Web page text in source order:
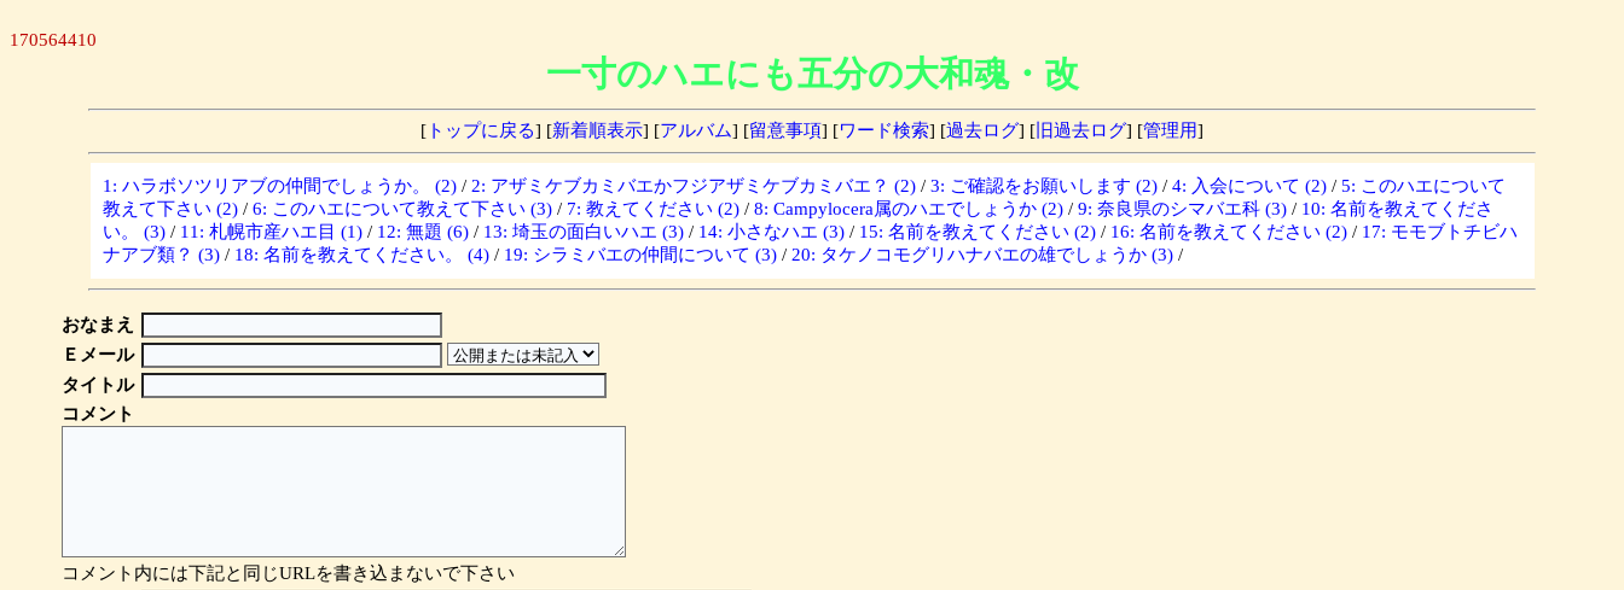
170564410
一寸のハエにも五分の大和魂・改
[ トップに戻る] [新着順表示] [アルバム] [留意事項] [ワード検索] [過去ログ] [ 旧過去ログ] [管理用]
1: ハラボソツリアブの仲間でしょうか。 (2) / 2: アザミケブカミバエかフジアザミケブカミバエ？ (2) / 3: ご確認をお願いします (2) / 4: 入会について (2) / 5: このハエについて
教えて下さい (2) / 6: このハエについて教えて下さい (3) / 7: 教えてください (2) / 8: Campylocera属のハエでしょうか (2) / 9: 奈良県のシマバエ科 (3) / 10: 名前を教えてくださ
い。 (3) / 11: 札幌市産ハエ目 (1) / 12: 無題 (6) / 13: 埼玉の面白いハエ (3) / 14: 小さなハエ (3) / 15: 名前を教えてください (2) / 16: 名前を教えてください (2) / 17: モモブトチビハ
ナアブ類？ (3) / 18: 名前を教えてください。 (4) / 19: シラミバエの仲間について (3) / 20: タケノコモグリハナバエの雄でしょうか (3) /
おなまえ
Ｅメール
タイトル
コメント
コメント内には下記と同じURLを書き込まないで下さい